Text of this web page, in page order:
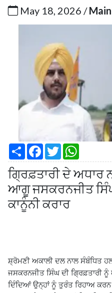
May 18, 2026 /
S
a
r
e
F
c
e
b
o
o
k
T
w
i
t
e
r
a
t
s
A
p
ਗ੍ਰਿਫ਼ਤਾਰੀ ਦੇ ਅਧਾਰ
ਆਗੂ ਜਸਕਰਨਜੀਤ
ਕਾਨੂੰਨੀ ਕਰਾਰ
ਸ਼੍ਰੋਮਣੀ ਅਕਾਲੀ ਦਲ ਨਾਲ ਸੰਬੰਧਿਤ
ਜਸਕਰਨਜੀਤ ਸਿੰਘ ਦੀ ਗ੍ਰਿਫ਼ਤਾਰੀ
ਦਿੰਦਿਆਂ ਉਨ੍ਹਾਂ ਨੂੰ ਤੁਰੰਤ ਰਿਹਾਅ